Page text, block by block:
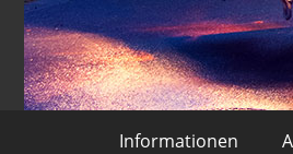
Informationen